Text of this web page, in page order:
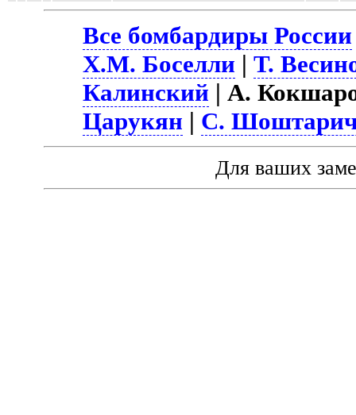
Все бомбардиры России
Х.М. Боселли |Т.
Калинский | А.
Царукян | С.
Для ваших